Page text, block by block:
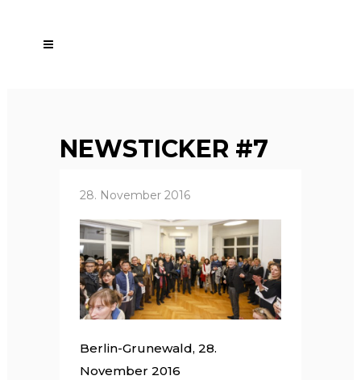
NEWSTICKER #7
28. November 2016
Berlin-Grunewald, 28.
November 2016